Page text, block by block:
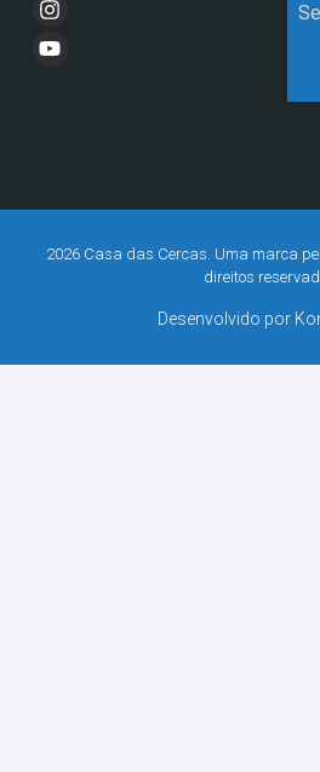
2026 Casa das Cercas. Uma marca
direitos
Desenvolvido por